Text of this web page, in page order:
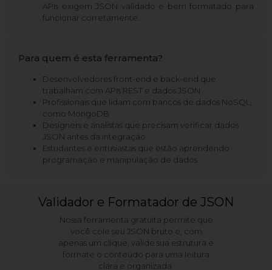
APIs exigem JSON validado e bem formatado para
funcionar corretamente.
Para quem é esta ferramenta?
Desenvolvedores front-end e back-end que
trabalham com APIs REST e dados JSON
Profissionais que lidam com bancos de dados NoSQL,
como MongoDB
Designers e analistas que precisam verificar dados
JSON antes da integração
Estudantes e entusiastas que estão aprendendo
programação e manipulação de dados
Validador e Formatador de JSON
Nossa ferramenta gratuita permite que
você cole seu JSON bruto e, com
apenas um clique, valide sua estrutura e
formate o conteúdo para uma leitura
clara e organizada.